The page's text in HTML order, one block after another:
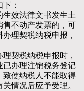
：
效法律文书发生土
售不动产发票的，可
理契税纳税申报，
契税纳税申报时，
已办理注销税务登记
致使纳税人不能取得
情况后应予受理。